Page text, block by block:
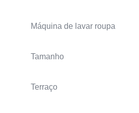
Máquina de lavar roupa
Tamanho
Terraço